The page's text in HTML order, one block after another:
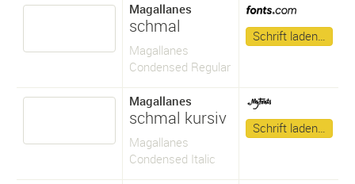
Magallanes
schmal
Magallanes
Condensed Regular
Schrift laden…
Magallanes
schmal kursiv
Magallanes
Condensed Italic
Schrift laden…